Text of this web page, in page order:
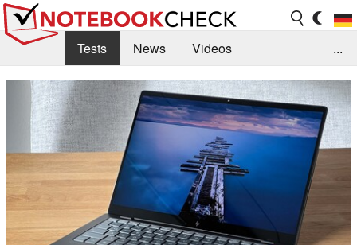
Tests News
Videos
Benchmarks & Tech
Externe Tests
Kaufberatung
Deals Suche
Jobs
Forum
...